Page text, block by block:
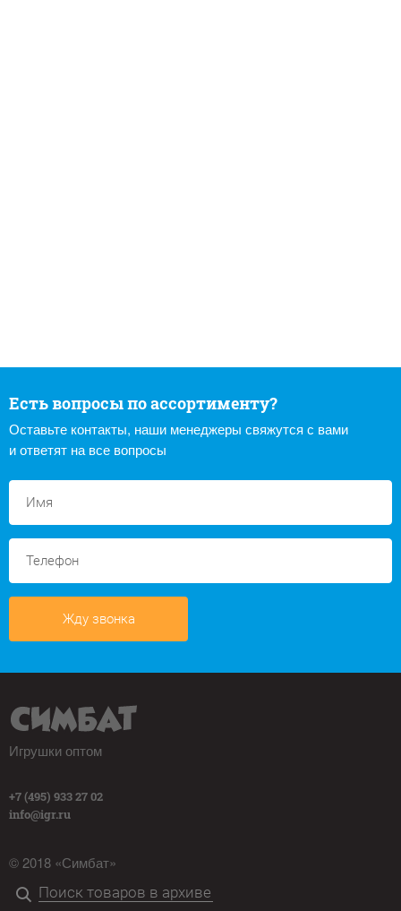
Есть вопросы по ассортименту?
Оставьте контакты, наши менеджеры свяжутся с вами
и ответят на все вопросы
Жду звонка
Игрушки оптом
+7 (495) 933 27 02
info@igr.ru
© 2018 «Симбат»